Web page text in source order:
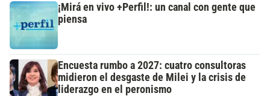
¡Mirá en vivo +Perfil!: un canal con gente que
piensa
Encuesta rumbo a 2027: cuatro consultoras
midieron el desgaste de Milei y la crisis de
liderazgo en el peronismo